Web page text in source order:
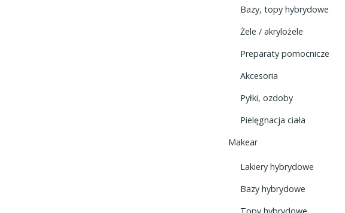
Bazy, topy hybrydowe
Żele / akrylożele
Preparaty pomocnicze
Akcesoria
Pyłki, ozdoby
Pielęgnacja ciała
Makear
Lakiery hybrydowe
Bazy hybrydowe